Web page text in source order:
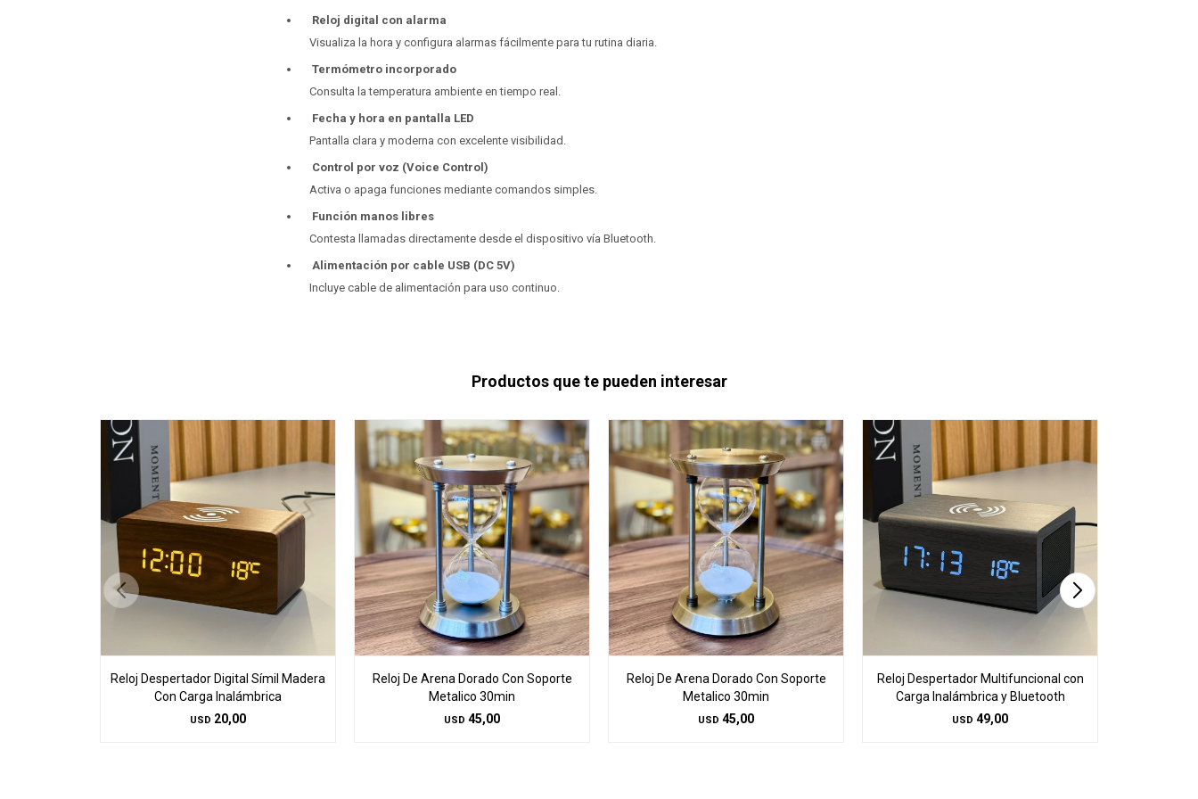
Reloj digital con alarma
Visualiza la hora y configura alarmas fácilmente para tu rutina diaria.
Termómetro incorporado
Consulta la temperatura ambiente en tiempo real.
Fecha y hora en pantalla LED
Pantalla clara y moderna con excelente visibilidad.
Control por voz (Voice Control)
Activa o apaga funciones mediante comandos simples.
Función manos libres
Contesta llamadas directamente desde el dispositivo vía Bluetooth.
Alimentación por cable USB (DC 5V)
Incluye cable de alimentación para uso continuo.
Productos que te pueden interesar
Reloj Despertador Digital Símil Madera
Con Carga Inalámbrica
USD 20,00
Reloj De Arena Dorado Con Soporte
Metalico 30min
USD 45,00
Reloj De Arena Dorado Con Soporte
Metalico 30min
USD 45,00
Reloj Despertador Multifuncional con
Carga Inalámbrica y Bluetooth
USD 49,00